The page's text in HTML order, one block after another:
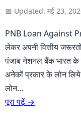
📅 Updated: मई 23,
PNB Loan Against
लेकर अपनी वित्तीय
पंजाब नेशनल बैंक भारत
अनेकों प्रकार के लोन लिये
लोन…
पूरा पढ़ें →